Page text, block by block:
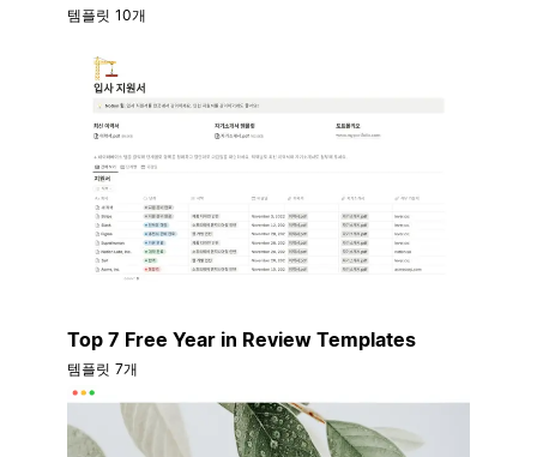
템플릿 10개
Top 7 Free Year in Review Templates
템플릿 7개